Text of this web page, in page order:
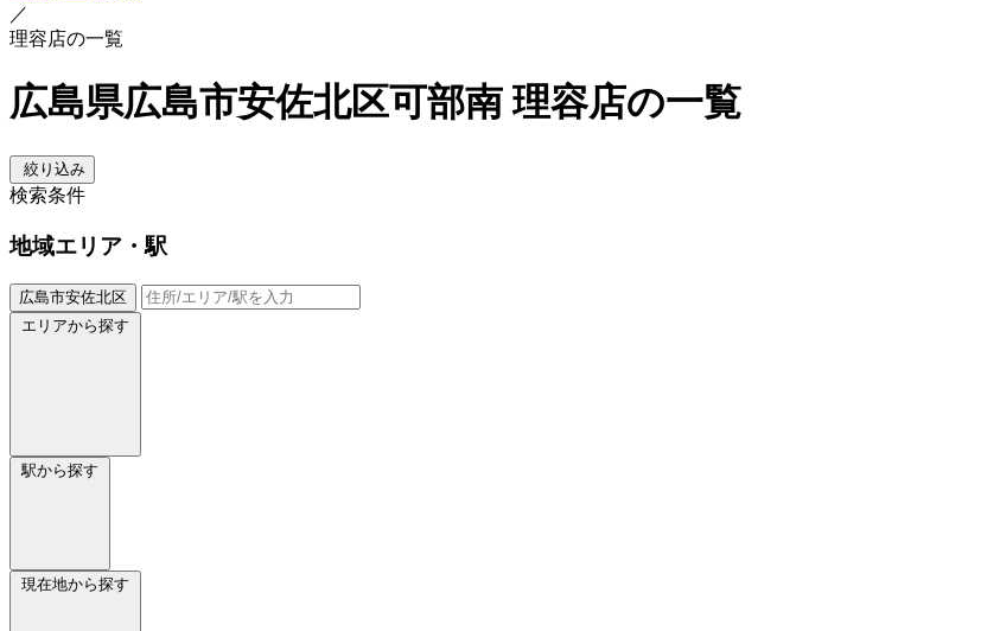
／
理容店の一覧
広島県広島市安佐北区可部南 理容店の一覧
絞り込み
検索条件
地域エリア・駅
広島市安佐北区
エリアから探す
駅から探す
現在地から探す